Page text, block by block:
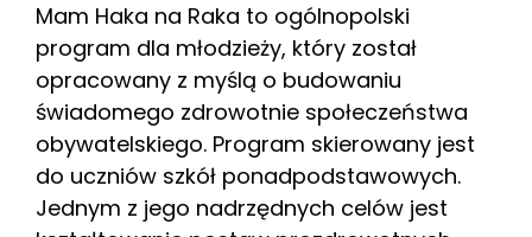
Mam Haka na Raka to ogólnopolski
program dla młodzieży, który został
opracowany z myślą o budowaniu
świadomego zdrowotnie społeczeństwa
obywatelskiego. Program skierowany jest
do uczniów szkół ponadpodstawowych.
Jednym z jego nadrzędnych celów jest